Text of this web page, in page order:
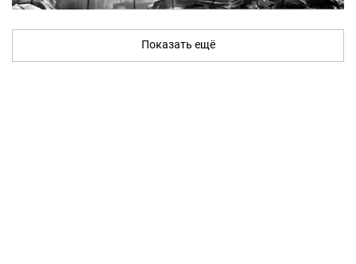
Показать ещё